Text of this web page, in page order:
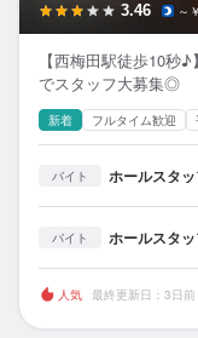
3.46 ～
【西梅田駅徒歩10秒
でスタッフ大募集◎
新着 フルタイム歓迎
バイト ホールスタ
バイト ホールスタ
人気 最終更新日：3日前